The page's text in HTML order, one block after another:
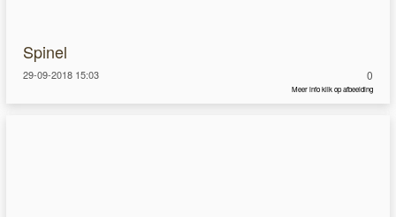
Spinel
29-09-2018 15:03 0
Meer info klik op afbeelding